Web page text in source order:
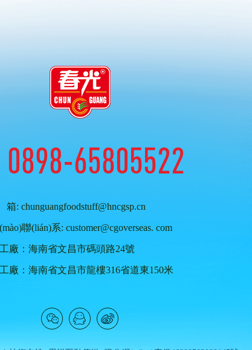
0898-65805522
chunguangfoodstuff@hncgsp.cn
聯(lián)系: customer@cgoverseas. com
廠：海南省文昌市碼頭路24號
廠：海南省文昌市龍樓316省道東150米